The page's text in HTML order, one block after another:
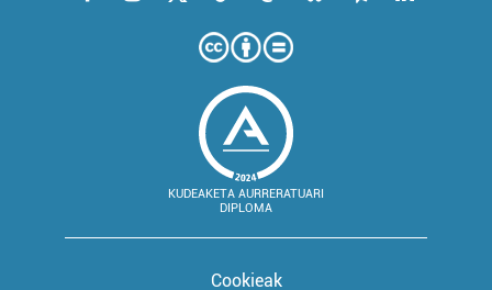
KUDEAKETA AURRERATUARI
DIPLOMA
Cookieak